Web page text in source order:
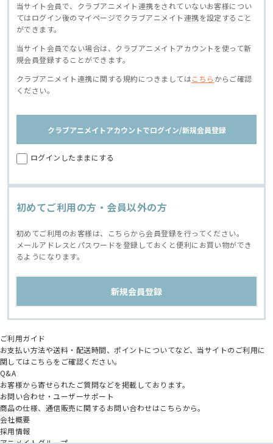
当サイト会員で、クラブアニメイト連携をされていないお客様につい
てはログイン後のマイページでクラブアニメイト連携を設定すること
ができます。
当サイト会員でない場合は、クラブアニメイトアカウントを使って新
規会員登録することができます。
クラブアニメイト連携に関する規約につきましてはこちら からご確認
ください。
クラブアニメイトアカウントでログイン/新規会員登録
ログインしたままにする
初めてご利用の方・会員以外の方
初めてご利用のお客様は、こちらから会員登録を行ってください。
メールアドレスとパスワードを登録しておくと便利にお買い物ができ
るようになります。
ご利用ガイド
お支払い方法や送料・配送時間、ポイントについてなど、当サイトのご利用に
関してはこちらをご確認ください。
Q&A
お客様から寄せられたご質問などを掲載しております。
お問い合わせ・ユーザーサポート
商品の仕様、通信販売に関するお問い合わせはこちらから。
会社概要
採用情報